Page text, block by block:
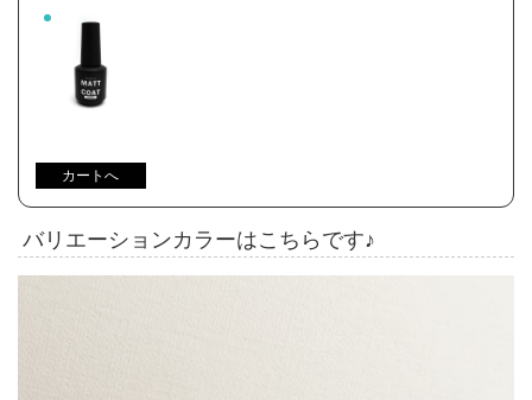
バリエーションカラーはこちらです♪